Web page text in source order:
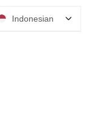
Indonesian